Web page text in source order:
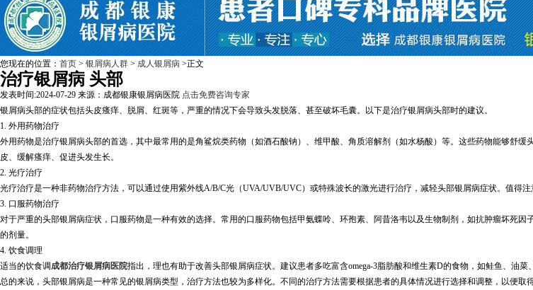
您现在的位置： 首页 > 银屑病人群 > 成人银屑病 >正文
治疗银屑病 头部
发表时间:2024-07-29 来源：成都银康银屑病医院 点击免费咨询专家
银屑病头部的症状包括头皮瘙痒、脱屑、红斑等，严重的情况下会导致头发脱落、甚至破坏毛囊。以下是治疗银屑病头部时的建议。
1. 外用药物治疗
外用药物是治疗银屑病头部的首选，其中最常用的是角鲨烷类药物（如酒石酸钠）、维甲酸、角质溶解剂（如水杨酸）等。这些药物能够舒
皮、缓解瘙痒、促进头发生长。
2. 光疗治疗
光疗治疗是一种非药物治疗方法，可以通过使用紫外线A/B/C光（UVA/UVB/UVC）或特殊波长的激光进行治疗，减轻头部银屑病症状。值得
3. 口服药物治疗
对于严重的头部银屑病症状，口服药物是一种有效的选择。常用的口服药物包括甲氨蝶呤、环孢素、阿昔洛韦以及生物制剂，如抗肿瘤坏死
的剂量。
4. 饮食调理
适当的饮食调成都治疗银屑病医院指出，理也有助于改善头部银屑病症状。建议患者多吃富含omega-3脂肪酸和维生素D的食物，如鲑鱼、油
总的来说，头部银屑病是一种常见的银屑病类型，治疗方法也较为多样化。不同的治疗方法需要根据患者的具体情况进行选择和调整，以便